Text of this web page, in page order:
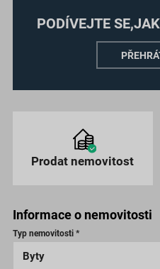
Prodat nemovitost
Informace o nemovitosti
Typ nemovitosti *
PODÍVEJTE SE,